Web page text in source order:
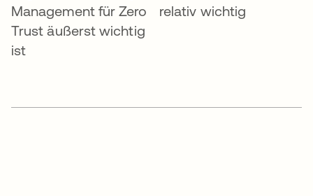
Management für Zero
Trust äußerst wichtig
ist
relativ wichtig